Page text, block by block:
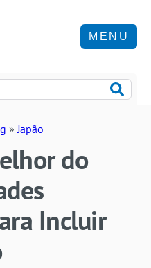
MENU
» Japão
do
Incluir